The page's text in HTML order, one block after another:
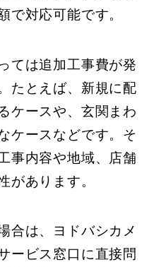
で対応可能です。
ては追加工事費が発
たとえば、新規に配
ケースや、玄関まわ
ケースなどです。そ
事内容や地域、店舗
があります。
合は、ヨドバシカメ
ービス窓口に直接問